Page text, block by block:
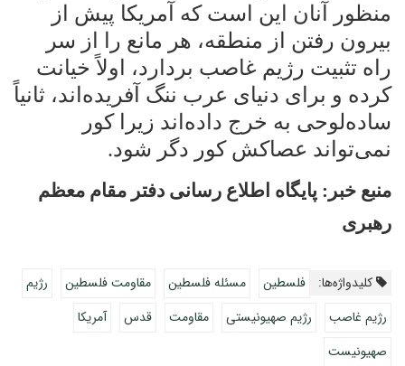
منظور آنان این است که آمریکا پیش از
بیرون رفتن از منطقه، هر مانع را از سر
راه تثبیت رژیم غاصب بردارد، اولاً خیانت
کرده و برای دنیای عرب ننگ آفریده‌اند، ثانیاً
ساده‌لوحی به خرج داده‌اند زیرا کور
نمی‌تواند عصاکش کور دگر شود.
منبع خبر: پایگاه اطلاع رسانی دفتر مقام معظم
رهبری
کلیدواژه‌ها: فلسطین مسئله فلسطین مقاومت فلسطین
رژیم
رژیم غاصب
رژیم صهیونیستی مقاومت قدس
آمریکا
صهیونیست